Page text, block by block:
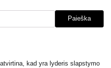
Paieška
kad yra lyderis slapstymo